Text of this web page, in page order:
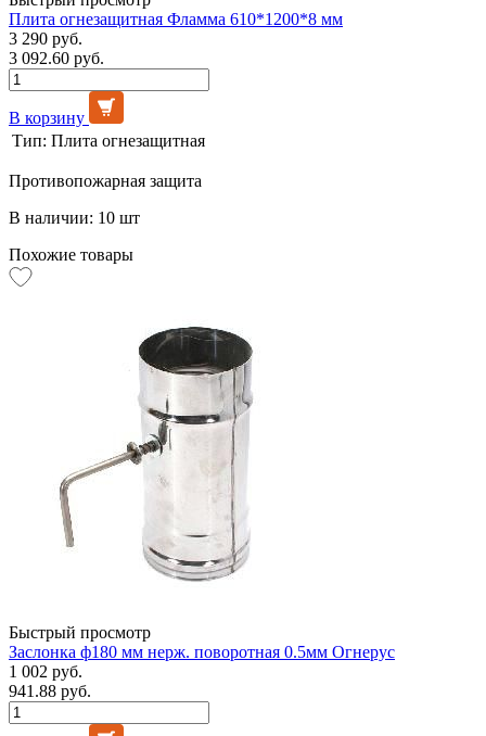
Плита огнезащитная Фламма 610*1200*8 мм
3 290 руб.
3 092.60 руб.
В корзину
Тип: Плита огнезащитная
Противопожарная защита
В наличии: 10 шт
Похожие товары
Быстрый просмотр
Заслонка ф180 мм нерж. поворотная 0.5мм Огнерус
1 002 руб.
941.88 руб.